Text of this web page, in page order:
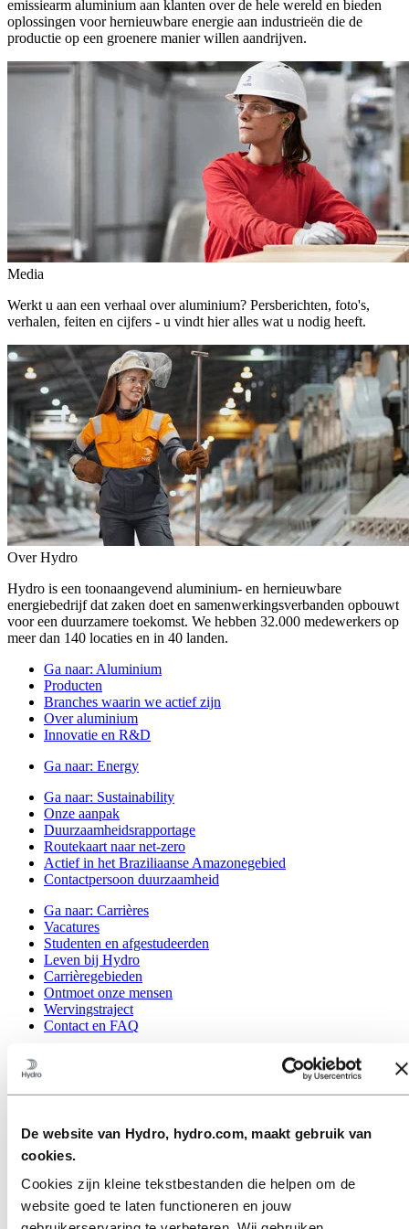
De website van Hydro, hydro.com, maakt gebruik van
cookies.
Cookies zijn kleine tekstbestanden die helpen om de
website goed te laten functioneren en jouw
emissiearm aluminium aan klanten over de hele wereld en bieden
oplossingen voor hernieuwbare energie aan industrieën die de
productie op een groenere manier willen aandrijven.
Media
Werkt u aan een verhaal over aluminium? Persberichten, foto's,
verhalen, feiten en cijfers - u vindt hier alles wat u nodig heeft.
Over Hydro
Hydro is een toonaangevend aluminium- en hernieuwbare
energiebedrijf dat zaken doet en samenwerkingsverbanden opbouwt
voor een duurzamere toekomst. We hebben 32.000 medewerkers op
meer dan 140 locaties en in 40 landen.
Ga naar: Aluminium
Producten
Branches waarin we actief zijn
Over aluminium
Innovatie en R&D
Ga naar: Energy
Ga naar: Sustainability
Onze aanpak
Duurzaamheidsrapportage
Routekaart naar net-zero
Actief in het Braziliaanse Amazonegebied
Contactpersoon duurzaamheid
Ga naar: Carrières
Vacatures
Studenten en afgestudeerden
Leven bij Hydro
Carrièregebieden
Ontmoet onze mensen
Wervingstraject
Contact en FAQ
Nieuws
Hydro in één oogopslag
Mediagalerij
Ga naar: